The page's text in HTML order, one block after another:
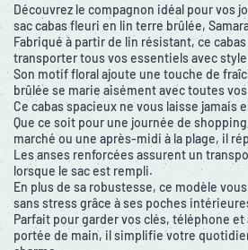
Découvrez le compagnon idéal pour vos
sac cabas fleuri en lin terre brûlée,
Fabriqué à partir de lin résistant, ce
transporter tous vos essentiels avec
Son motif floral ajoute une touche de
brûlée se marie aisément avec toutes
Ce cabas spacieux ne vous laisse jamais
Que ce soit pour une journée de
marché ou une après-midi à la plage, il
Les anses renforcées assurent un
lorsque le sac est rempli.
En plus de sa robustesse, ce modèle
sans stress grâce à ses poches
Parfait pour garder vos clés, téléphone
portée de main, il simplifie votre